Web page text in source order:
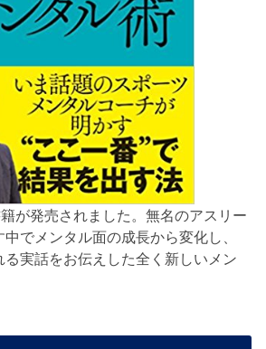
が発売されました。無名のアスリー
中でメンタル面の成長から変化し、
実話をお伝えした全く新しいメン